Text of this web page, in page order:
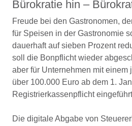
Bürokratie hin –
Freude bei den Gastronomen,
für Speisen in der Gastronomie
dauerhaft auf sieben Prozent
soll die Bonpflicht wieder
aber für Unternehmen mit einem
über 100.000 Euro ab dem 1.
Registrierkassenpflicht
Die digitale Abgabe von